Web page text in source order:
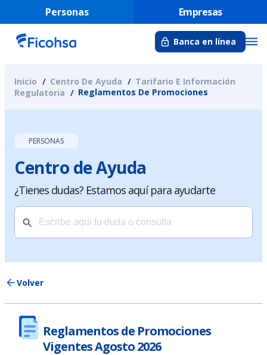
Personas Empresas
Banca en línea
Inicio Centro De Ayuda
Tarifario E Información
Regulatoria
Reglamentos De Promociones
PERSONAS
Centro de Ayuda
¿Tienes dudas? Estamos aquí para ayudarte
Volver
Reglamentos de Promociones
Vigentes Agosto 2026